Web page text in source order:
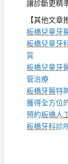
讓診斷更精
【其他文章
板橋兒童牙
板橋兒童牙
質
板橋兒童牙
管治療
板橋牙醫特
獲得全方位
預約板橋人
板橋牙科診